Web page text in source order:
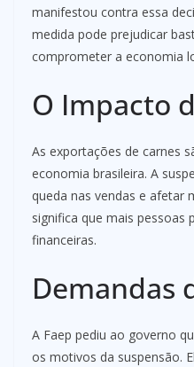
manifestou contra essa
medida pode prejudicar
comprometer a economia
O Impacto
As exportações de carnes
economia brasileira. A
queda nas vendas e afetar
significa que mais pessoas
financeiras.
Demandas
A Faep pediu ao governo
os motivos da suspensão.